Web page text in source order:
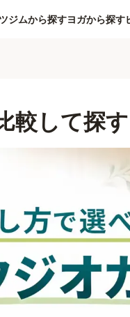
ジムから探すヨガから探す
較して探す